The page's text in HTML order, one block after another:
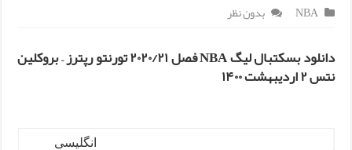
NBA بدون نظر
دانلود بسکتبال لیگ NBA فصل ۲۰۲۰/۲۱ تورنتو رپترز – بروکلین
نتس ۲ اردیبهشت ۱۴۰۰
انگلیسی